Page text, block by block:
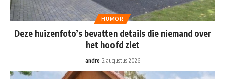
HUMOR
Deze huizenfoto’s bevatten details die niemand over
het hoofd ziet
andre 2 augustus 2026